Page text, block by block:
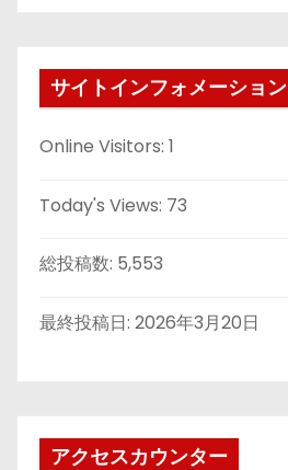
サイトインフォメーション
Online Visitors: 1
Today's Views: 73
総投稿数: 5,553
最終投稿日: 2026年3月20日
アクセスカウンター